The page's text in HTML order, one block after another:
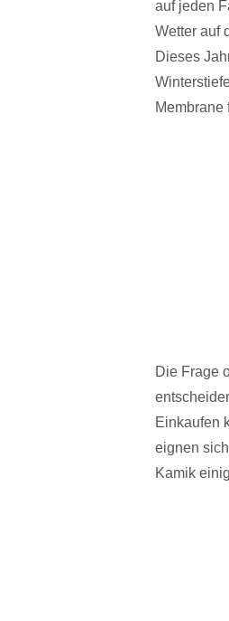
auf jeden
Wetter auf
Dieses
Membrane
Die Frage
Einkaufen
eignen sich
Kamik